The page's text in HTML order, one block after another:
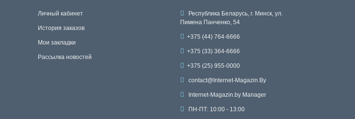
Личный кабинет
История заказов
Мои закладки
Рассылка новостей
Республика Беларусь, г. Минск, ул.
Пимена Панченко, 54
+375 (44) 764-6666
+375 (33) 364-6666
+375 (25) 955-0000
contact@Internet-Magazin.By
Internet-Magazin.by Manager
ПН-ПТ: 10:00 - 13:00